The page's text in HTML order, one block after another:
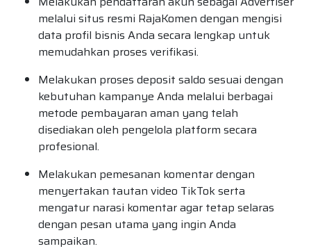
melalui situs resmi RajaKomen dengan mengisi
data profil bisnis Anda secara lengkap untuk
memudahkan proses verifikasi.
Melakukan proses deposit saldo sesuai dengan
kebutuhan kampanye Anda melalui berbagai
metode pembayaran aman yang telah
disediakan oleh pengelola platform secara
profesional.
Melakukan pemesanan komentar dengan
menyertakan tautan video TikTok serta
mengatur narasi komentar agar tetap selaras
dengan pesan utama yang ingin Anda
sampaikan.